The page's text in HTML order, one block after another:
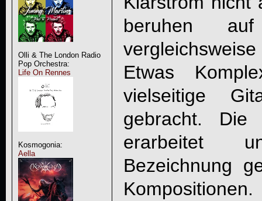
Olli & The London Radio
Pop Orchestra:
Life On Rennes
Kosmogonia:
Aella
beruhen
Etwas
vielseitige
gebracht. Die
erarbeitet
Bezeichnung
Kompositionen.